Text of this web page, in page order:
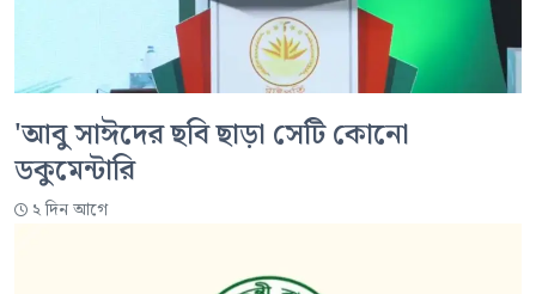
'আবু সাঈদের ছবি ছাড়া সেটি কোনো
ডকুমেন্টারি
২ দিন আগে